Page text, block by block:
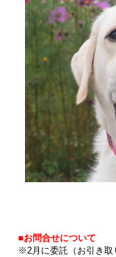
■お問合せについて
※2月に委託（お引き取